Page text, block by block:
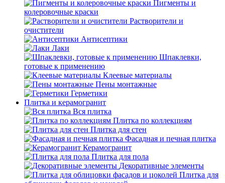
Пигменты и
колеровочные краски
Растворители и
очистители
Антисептики
Лаки
Шпаклевки,
готовые к применению
Клеевые материалы
Пены монтажные
Герметики
Плитка и керамогранит
Вся плитка
Плитка по коллекциям
Плитка для стен
Фасадная и печная плитка
Керамогранит
Плитка для пола
Декоративные элементы
Плитка для